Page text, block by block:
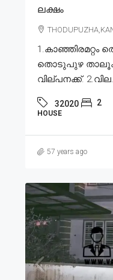
ലക്ഷം
1.കാഞ്ഞിരമറ്റം
തൊടുപുഴ താലൂക്ക്
വില്പനക്ക്.
32020 2
HOUSE
57 years ago